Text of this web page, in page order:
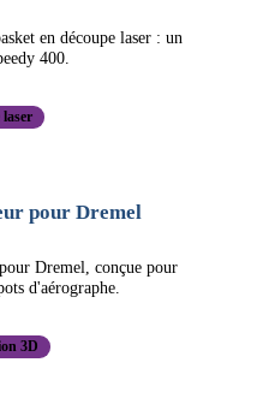
en découpe laser : un
400.
laser
pour Dremel
Dremel, conçue pour
d'aérographe.
3D